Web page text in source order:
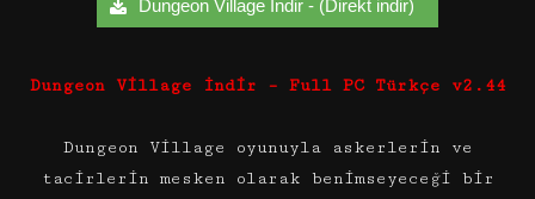
Dungeon Village İndir - (Direkt indir)
Dungeon Village İndir – Full PC Türkçe v2.44
Dungeon Village oyunuyla askerlerin ve
tacirlerin mesken olarak benimseyeceği bir